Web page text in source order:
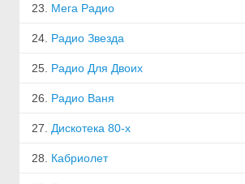
23. Мега Радио
24. Радио Звезда
25. Радио Для Двоих
26. Радио Ваня
27. Дискотека 80-х
28. Кабриолет